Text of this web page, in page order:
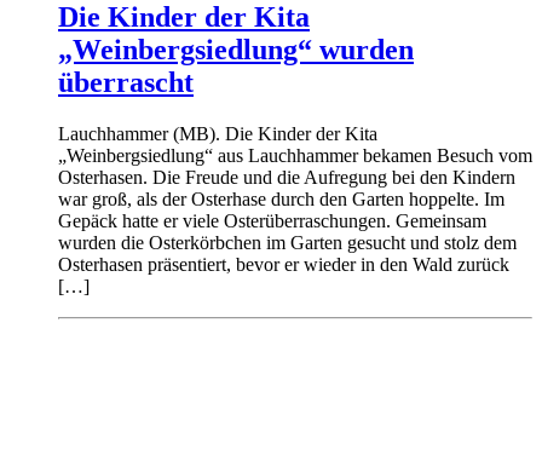
Die Kinder der Kita
„Weinbergsiedlung“ wurden
überrascht
Lauchhammer (MB). Die Kinder der Kita
„Weinbergsiedlung“ aus Lauchhammer bekamen Besuch vom
Osterhasen. Die Freude und die Aufregung bei den Kindern
war groß, als der Osterhase durch den Garten hoppelte. Im
Gepäck hatte er viele Osterüberraschungen. Gemeinsam
wurden die Osterkörbchen im Garten gesucht und stolz dem
Osterhasen präsentiert, bevor er wieder in den Wald zurück
[…]